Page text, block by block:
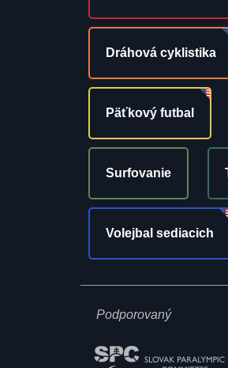
Dráhová cyklistika
Päťkový futbal
Surfovanie
Volejbal sediacich
Podporovaný